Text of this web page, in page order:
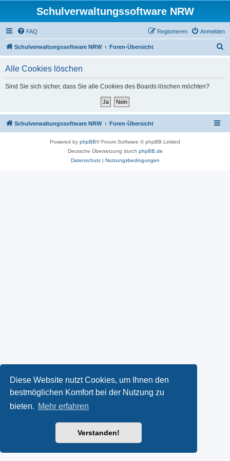
Diese Website nutzt Cookies, um Ihnen den
bestmöglichen Komfort bei der Nutzung zu
bieten. Mehr erfahren
Verstanden!
Schulverwaltungssoftware NRW
FAQ Anmelden
Registrieren
Schulverwaltungssoftware NRW Foren-Übersicht
Alle Cookies löschen
Sind Sie sich sicher, dass Sie alle Cookies des Boards löschen möchten?
Schulverwaltungssoftware NRW Foren-Übersicht
Powered by phpBB® Forum Software © phpBB Limited
Deutsche Übersetzung durch phpBB.de
Datenschutz| Nutzungsbedingungen